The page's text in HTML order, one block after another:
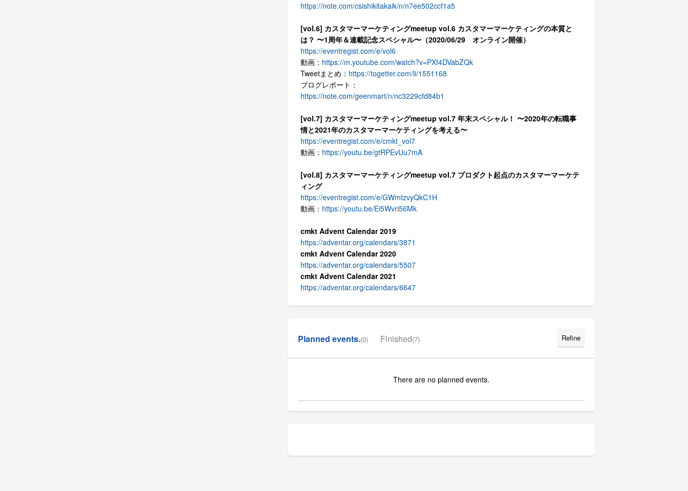
https://note.com/csishikitakaik/n/n7ee502ccf1a5
[vol.6] カスタマーマーケティングmeetup vol.6 カスタマーマーケティングの本質と
は？ 〜1周年＆連載記念スペシャル〜（2020/06/29 オンライン開催）
https://eventregist.com/e/vol6
動画： https://m.youtube.com/watch?v=PXf4DVabZQk
Tweetまとめ： https://togetter.com/li/1551168
ブログレポート：
https://note.com/geenmart/n/nc3229cfd84b1
[vol.7] カスタマーマーケティングmeetup vol.7 年末スペシャル！ 〜2020年の転職事
情と2021年のカスタマーマーケティングを考える〜
https://eventregist.com/e/cmkt_vol7
動画： https://youtu.be/gtRPEvUu7mA
[vol.8] カスタマーマーケティングmeetup vol.7 プロダクト起点のカスタマーマーケテ
ィング
https://eventregist.com/e/GWmtzvyQkC1H
動画： https://youtu.be/Ei5Wvri56Mk
cmkt Advent Calendar 2019
https://adventar.org/calendars/3871
cmkt Advent Calendar 2020
https://adventar.org/calendars/5507
cmkt Advent Calendar 2021
https://adventar.org/calendars/6647
Planned events.(0) Finished(7) Refine
There are no planned events.